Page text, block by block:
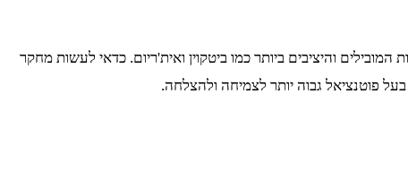
והיציבים ביותר כמו ביטקוין ואית'ריום. כדאי לעשות מחקר
פוטנציאל גבוה יותר לצמיחה ולהצלחה.